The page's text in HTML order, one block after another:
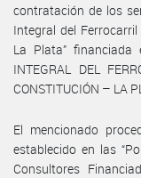
contratación de los
Integral del
La Plata” financiada
INTEGRAL DEL
CONSTITUCIÓN – LA
El mencionado
establecido en las
Consultores